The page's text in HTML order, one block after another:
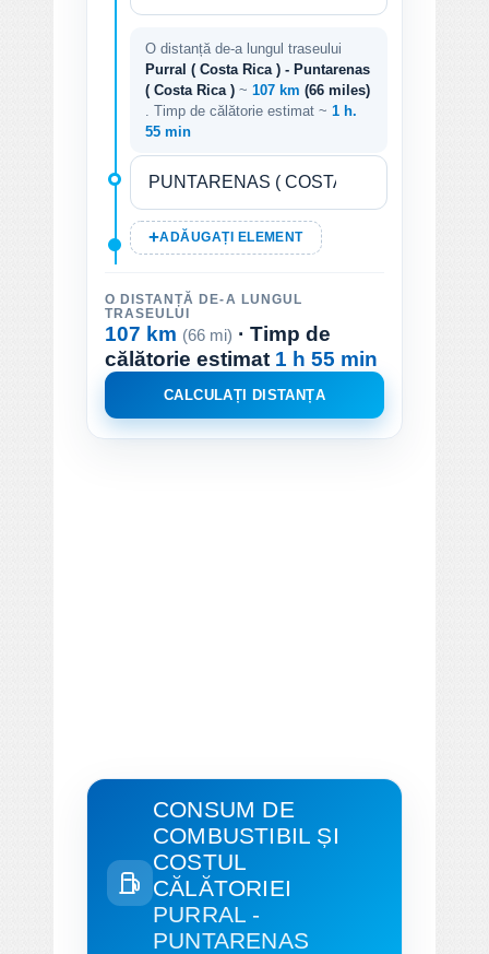
O distanță de-a lungul traseului
Purral ( Costa Rica ) - Puntarenas
( Costa Rica ) ~ 107 km (66 miles)
. Timp de călătorie estimat ~ 1 h.
55 min
ADĂUGAȚI ELEMENT
O DISTANȚĂ DE-A LUNGUL
TRASEULUI
107 km (66 mi) · Timp de
călătorie estimat 1 h 55 min
CALCULAȚI DISTANȚA
CONSUM DE
COMBUSTIBIL ȘI
COSTUL
CĂLĂTORIEI
PURRAL -
PUNTARENAS